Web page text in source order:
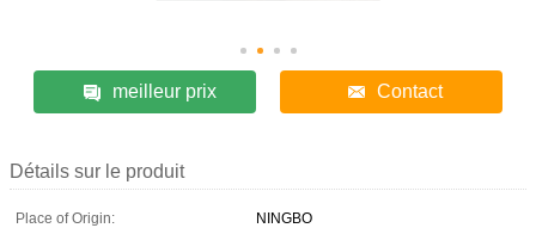
meilleur prix Contact
Détails sur le produit
Place of Origin:
NINGBO